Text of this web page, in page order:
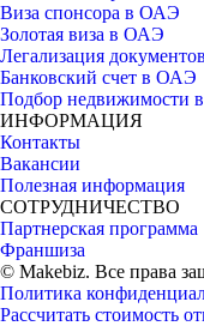
Виза спонсора в ОАЭ
Золотая виза в ОАЭ
Легализация документов
Банковский счет в ОАЭ
Подбор недвижимости
ИНФОРМАЦИЯ
Контакты
Вакансии
Полезная информация
СОТРУДНИЧЕСТВО
Партнерская программа
Франшиза
© Makebiz. Все права
Политика
Рассчитать стоимость